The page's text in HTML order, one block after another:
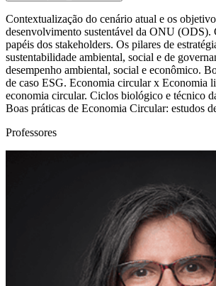
Contextualização do cenário atual e os
desenvolvimento sustentável da ONU (ODS).
papéis dos stakeholders. Os pilares de
sustentabilidade ambiental, social e de
desempenho ambiental, social e econômico.
de caso ESG. Economia circular x Economia
economia circular. Ciclos biológico e técnico
Boas práticas de Economia Circular: estudos
Professores